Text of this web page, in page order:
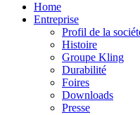
Home
Entreprise
Profil de la
Histoire
Groupe Kling
Durabilité
Foires
Downloads
Presse